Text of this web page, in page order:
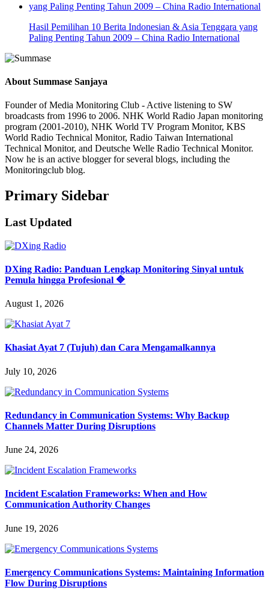
Hasil Pemilihan 10 Berita Indonesian & Asia Tenggara yang
Paling Penting Tahun 2009 – China Radio International
About Summase Sanjaya
Founder of Media Monitoring Club - Active listening to SW
broadcasts from 1996 to 2006. NHK World Radio Japan monitoring
program (2001-2010), NHK World TV Program Monitor, KBS
World Radio Technical Monitor, Radio Taiwan International
Technical Monitor, and Deutsche Welle Radio Technical Monitor.
Now he is an active blogger for several blogs, including the
Monitoringclub blog.
Primary Sidebar
Last Updated
DXing Radio: Panduan Lengkap Monitoring Sinyal untuk
Pemula hingga Profesional 🔷
August 1, 2026
Khasiat Ayat 7 (Tujuh) dan Cara Mengamalkannya
July 10, 2026
Redundancy in Communication Systems: Why Backup
Channels Matter During Disruptions
June 24, 2026
Incident Escalation Frameworks: When and How
Communication Authority Changes
June 19, 2026
Emergency Communications Systems: Maintaining Information
Flow During Disruptions